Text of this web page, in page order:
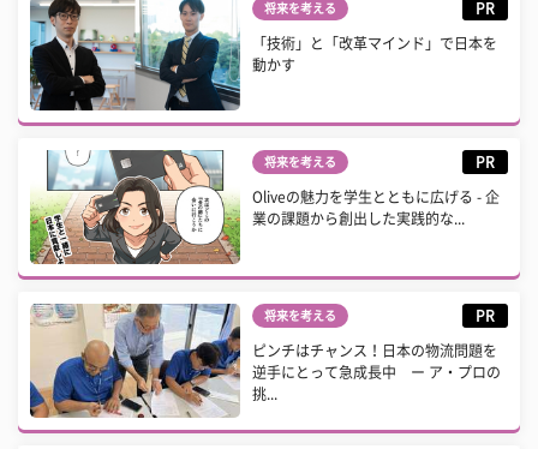
将来を考える PR
「技術」と「改革マインド」で日本を
動かす
将来を考える PR
Oliveの魅力を学生とともに広げる - 企
業の課題から創出した実践的な...
将来を考える PR
ピンチはチャンス！日本の物流問題を
逆手にとって急成長中 ー ア・プロの
挑...